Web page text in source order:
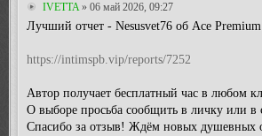
IVETTA» 06 май 2026, 09:27
Лучший отчет - Nesusvet76 об Асе Premium.
https://intimspb.vip/reports/7252
Автор получает бесплатный час в любом
О выборе просьба сообщить в личку или в
Спасибо за отзыв! Ждём новых душевных